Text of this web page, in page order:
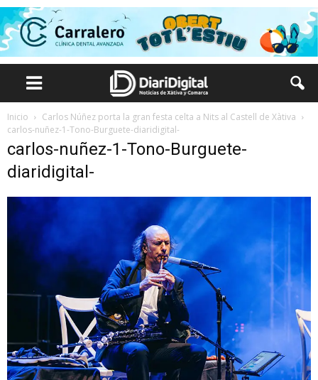
Inicio
Carlos Núñez porta la gran festa celta a Nits al Castell de Xàtiva
carlos-nuñez-1-Tono-Burguete-diaridigital-
carlos-nuñez-1-Tono-Burguete-
diaridigital-